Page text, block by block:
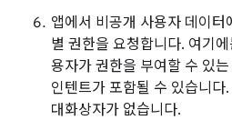
앱에서 비공개 사용자 데이
별 권한을 요청합니다. 여기
용자가 권한을 부여할 수 있
인텐트가 포함될 수 있습니다.
대화상자가 없습니다.